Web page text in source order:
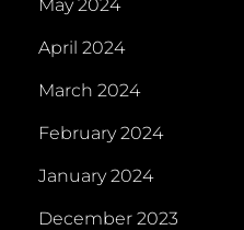
May 2024
April 2024
March 2024
February 2024
January 2024
December 2023